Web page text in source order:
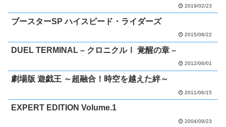
2019/02/23
ブースターSP ハイスピード・ライダーズ
2015/08/22
DUEL TERMINAL – クロニクルⅠ 覚醒の章 –
2012/06/01
劇場版 遊戯王 ～超融合！時空を越えた絆～
2011/06/15
EXPERT EDITION Volume.1
2004/09/23